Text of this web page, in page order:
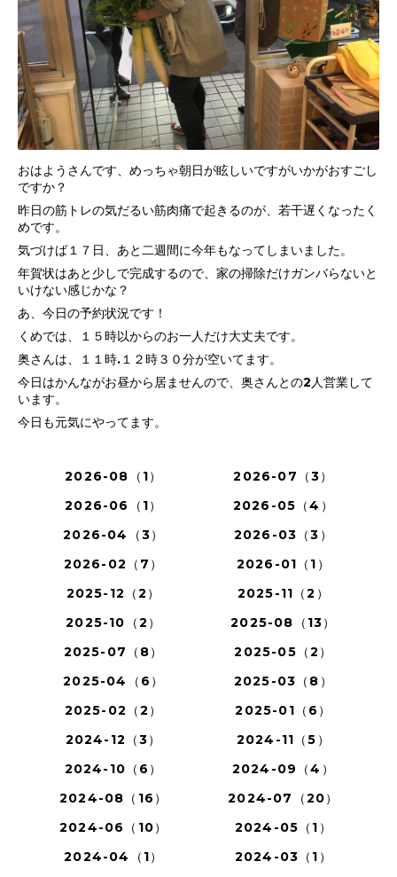
おはようさんです、めっちゃ朝日が眩しいですがいかがおすごし
ですか？
昨日の筋トレの気だるい筋肉痛で起きるのが、若干遅くなったく
めです。
気づけば１７日、あと二週間に今年もなってしまいました。
年賀状はあと少しで完成するので、家の掃除だけガンバらないと
いけない感じかな？
あ、今日の予約状況です！
くめでは、１５時以からのお一人だけ大丈夫です。
奥さんは、１１時.１２時３０分が空いてます。
今日はかんながお昼から居ませんので、奥さんとの2人営業して
います。
今日も元気にやってます。
2026-08（1）
2026-07（3）
2026-06（1）
2026-05（4）
2026-04（3）
2026-03（3）
2026-02（7）
2026-01（1）
2025-12（2）
2025-11（2）
2025-10（2）
2025-08（13）
2025-07（8）
2025-05（2）
2025-04（6）
2025-03（8）
2025-02（2）
2025-01（6）
2024-12（3）
2024-11（5）
2024-10（6）
2024-09（4）
2024-08（16）
2024-07（20）
2024-06（10）
2024-05（1）
2024-04（1）
2024-03（1）